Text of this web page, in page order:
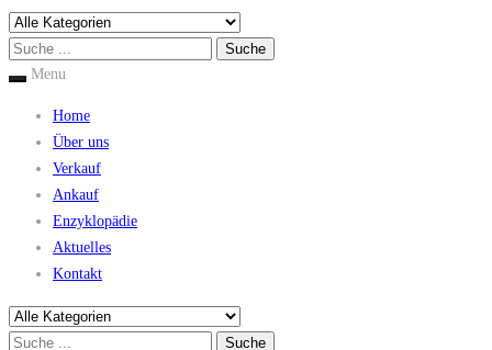
Menu
Home
Über uns
Verkauf
Ankauf
Enzyklopädie
Aktuelles
Kontakt